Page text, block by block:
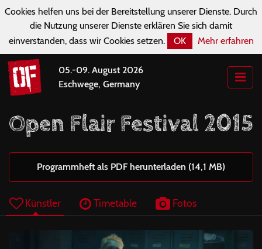
Cookies helfen uns bei der Bereitstellung unserer Dienste. Durch
die Nutzung unserer Dienste erklären Sie sich damit
einverstanden, dass wir Cookies setzen.
OK Mehr erfahren
05.-09. August 2026
Eschwege, Germany
Open Flair Festival 2015
Programmheft als PDF herunterladen (14,1 MB)
Künstler Timetable Fotos